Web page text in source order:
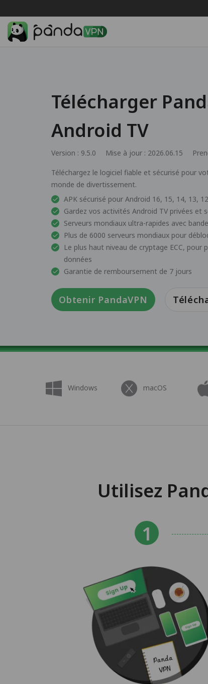
Télécharger
Android TV
Version : 9.5.0 Mise à jour : 2026.06.15
Téléchargez le logiciel fiable et sécurisé pour
monde de divertissement.
APK sécurisé pour Android 16, 15, 14, 13,
Gardez vos activités Android TV privées et
Serveurs mondiaux ultra-rapides avec
Plus de 6000 serveurs mondiaux pour
Le plus haut niveau de cryptage ECC,
données
Garantie de remboursement de 7 jours
Obtenir PandaVPN
Windows macOS
Utilisez